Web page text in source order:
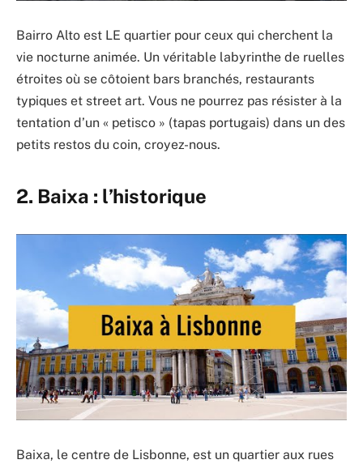
Bairro Alto est LE quartier pour ceux qui cherchent la
vie nocturne animée. Un véritable labyrinthe de ruelles
étroites où se côtoient bars branchés, restaurants
typiques et street art. Vous ne pourrez pas résister à la
tentation d’un « petisco » (tapas portugais) dans un des
petits restos du coin, croyez-nous.
2. Baixa : l’historique
Baixa, le centre de Lisbonne, est un quartier aux rues